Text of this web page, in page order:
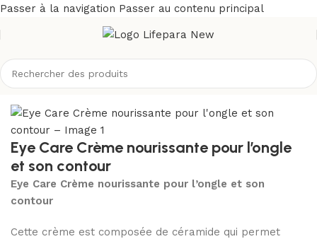
Passer à la navigation Passer au contenu principal
Accueil/Boutique/Corps/Soins des mains
Eye Care Crème nourissante pour l’ongle
et son contour
Eye Care Crème nourissante pour l’ongle et son
contour
Cette crème est composée de céramide qui permet